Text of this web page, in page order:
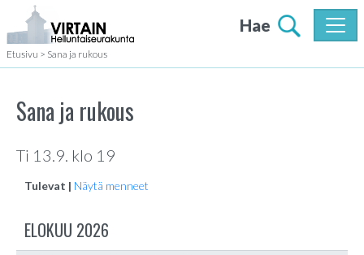
Hae
Etusivu > Sana ja rukous
Sana ja rukous
Ti 13.9. klo 19
Tulevat | Näytä menneet
ELOKUU 2026